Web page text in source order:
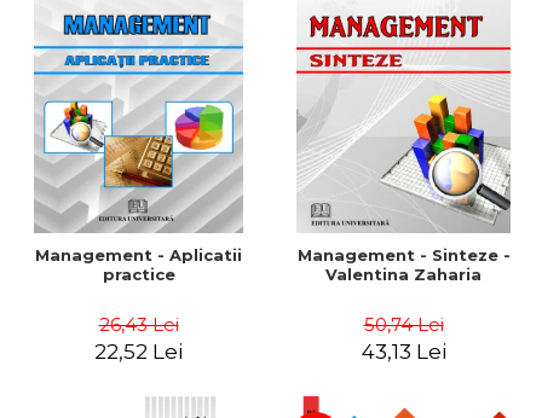
Management - Aplicatii
practice
26,43 Lei
22,52 Lei
Management - Sinteze -
Valentina Zaharia
50,74 Lei
43,13 Lei